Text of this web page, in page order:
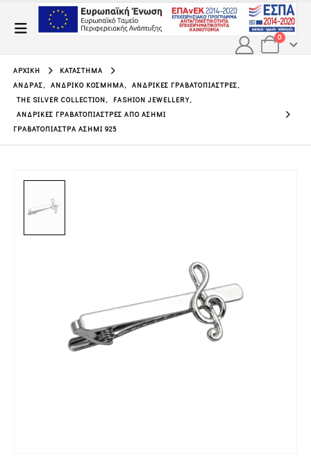
0
ΑΡΧΙΚΉ
ΚΑΤΆΣΤΗΜΑ
ΆΝΔΡΑΣ, ΑΝΔΡΙΚΌ ΚΌΣΜΗΜΑ, ΑΝΔΡΙΚΈΣ ΓΡΑΒΑΤΟΠΙΆΣΤΡΕΣ,
THE SILVER COLLECTION, FASHION JEWELLERY,
ΑΝΔΡΙΚΈΣ ΓΡΑΒΑΤΟΠΙΆΣΤΡΕΣ ΑΠΌ ΑΣΉΜΙ
ΓΡΑΒΑΤΟΠΙΆΣΤΡΑ ΑΣΉΜΙ 925